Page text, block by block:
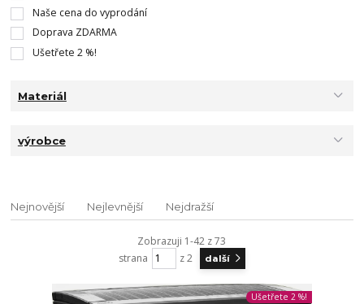
Naše cena do vyprodání
Doprava ZDARMA
Ušetřete 2 %!
Materiál
výrobce
Nejnovější Nejlevnější Nejdražší
Zobrazuji 1-42 z 73
strana
z 2 další
Ušetřete 2 %!